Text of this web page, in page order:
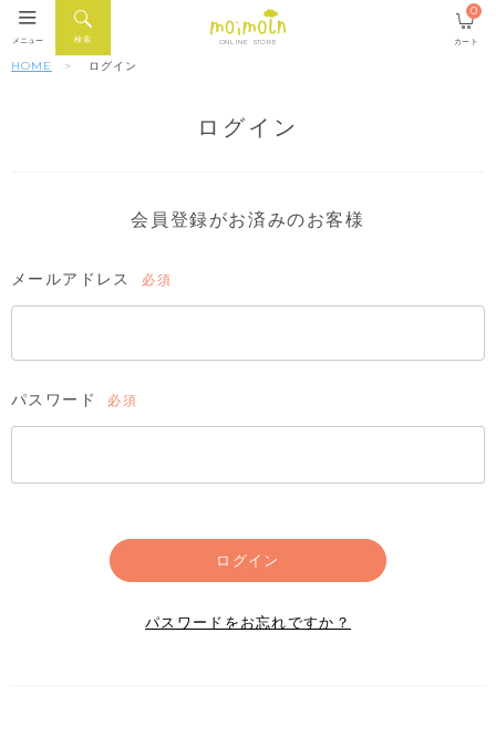
ONLINE STORE
検索
メニュー カート
0
HOME ログイン
ログイン
会員登録がお済みのお客様
メールアドレス
須)
パスワード
須)
ログイン
パスワードをお忘れですか？